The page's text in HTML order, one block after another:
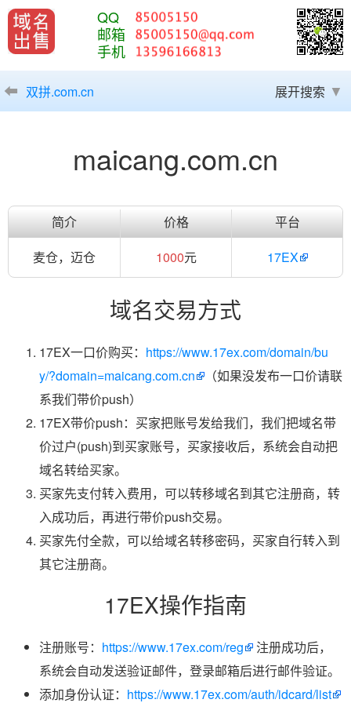
QQ
邮箱
手机
双拼.com.cn 展开搜索
maicang.com.cn
简介 价格
平台
麦仓，迈仓
1000元 17EX
域名交易方式
17EX一口价购买： https://www.17ex.com/domain/bu
y/?domain=maicang.com.cn
（如果没发布一口价请联
系我们带价push）
17EX带价push：买家把账号发给我们，我们把域名带
价过户(push)到买家账号，买家接收后，系统会自动把
域名转给买家。
买家先支付转入费用，可以转移域名到其它注册商，转
入成功后，再进行带价push交易。
买家先付全款，可以给域名转移密码，买家自行转入到
其它注册商。
17EX操作指南
注册账号： https://www.17ex.com/reg
注册成功后，
系统会自动发送验证邮件，登录邮箱后进行邮件验证。
添加身份认证： https://www.17ex.com/auth/idcard/list